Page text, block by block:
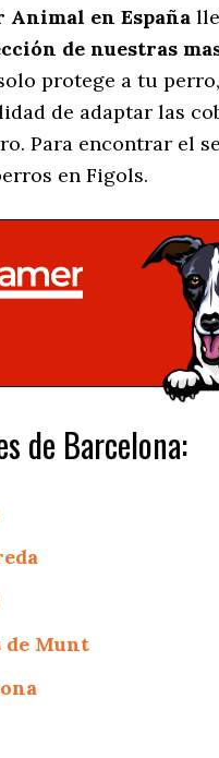
Animal en España
de nuestras
protege a tu
de adaptar las
Para encontrar el
en Figols.
de Barcelona:
de Munt